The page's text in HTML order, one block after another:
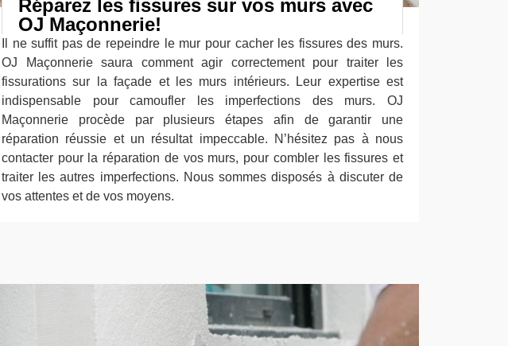
Réparez les fissures sur vos murs avec
OJ Maçonnerie!
Il ne suffit pas de repeindre le mur pour cacher les fissures des murs.
OJ Maçonnerie saura comment agir correctement pour traiter les
fissurations sur la façade et les murs intérieurs. Leur expertise est
indispensable pour camoufler les imperfections des murs. OJ
Maçonnerie procède par plusieurs étapes afin de garantir une
réparation réussie et un résultat impeccable. N’hésitez pas à nous
contacter pour la réparation de vos murs, pour combler les fissures et
traiter les autres imperfections. Nous sommes disposés à discuter de
vos attentes et de vos moyens.